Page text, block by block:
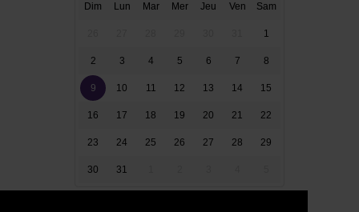
Dim Lun Mar Mer Jeu Ven Sam
1
2 3 4 5 6 7 8
9 10 11 12 13 14 15
16 17 18 19 20 21 22
23 24 25 26 27 28 29
30 31